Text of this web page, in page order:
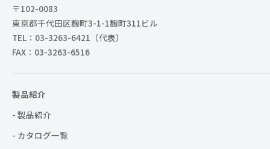
〒102-0083
東京都千代田区麹町3-1-1麹町311ビル
TEL：03-3263-6421（代表）
FAX：03-3263-6516
製品紹介
- 製品紹介
- カタログ一覧